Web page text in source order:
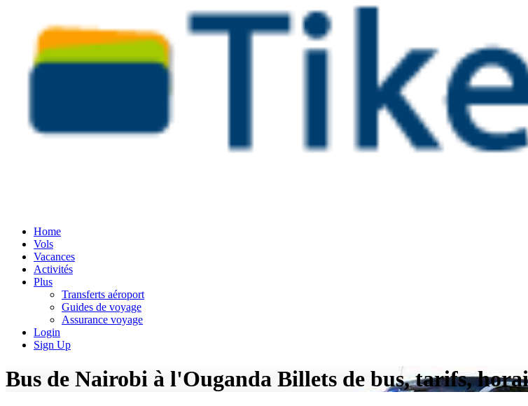
Home
Vols
Vacances
Activités
Plus
Transferts aéroport
Guides de voyage
Assurance voyage
Login
Sign Up
Bus de Nairobi à l'Ouganda Billets de bus, tarifs,